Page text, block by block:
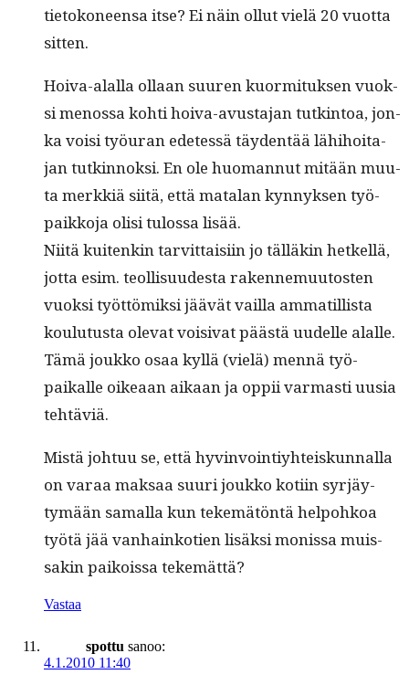
tietokoneen­sa itse? Ei näin ollut vielä 20 vuot­ta
sitten.
Hoi­va-alal­la ollaan suuren kuor­mi­tuk­sen vuok­
si menos­sa kohti hoi­va-avus­ta­jan tutk­in­toa, jon­
ka voisi työu­ran edetessä täy­den­tää lähi­hoita­
jan tutkin­nok­si. En ole huo­man­nut mitään muu­
ta merkkiä siitä, että mata­lan kyn­nyk­sen työ­
paikko­ja olisi tulos­sa lisää.
Niitä kuitenkin tarvit­taisi­in jo täl­läkin het­kel­lä,
jot­ta esim. teol­lisu­ud­es­ta raken­nemuu­tosten
vuok­si työt­tömik­si jäävät vail­la ammatil­lista
koulu­tus­ta ole­vat voisi­vat päästä uudelle alalle.
Tämä joukko osaa kyl­lä (vielä) men­nä työ­
paikalle oikeaan aikaan ja oppii var­masti uusia
tehtäviä.
Mis­tä johtuu se, että hyv­in­voin­tiy­hteiskun­nal­la
on varaa mak­saa suuri joukko koti­in syr­jäy­
tymään samal­la kun tekemätön­tä helpohkoa
työtä jää van­hainko­tien lisäk­si monis­sa muis­
sakin paikois­sa tekemättä?
Vastaa
spottu sanoo:
4.1.2010 11:40